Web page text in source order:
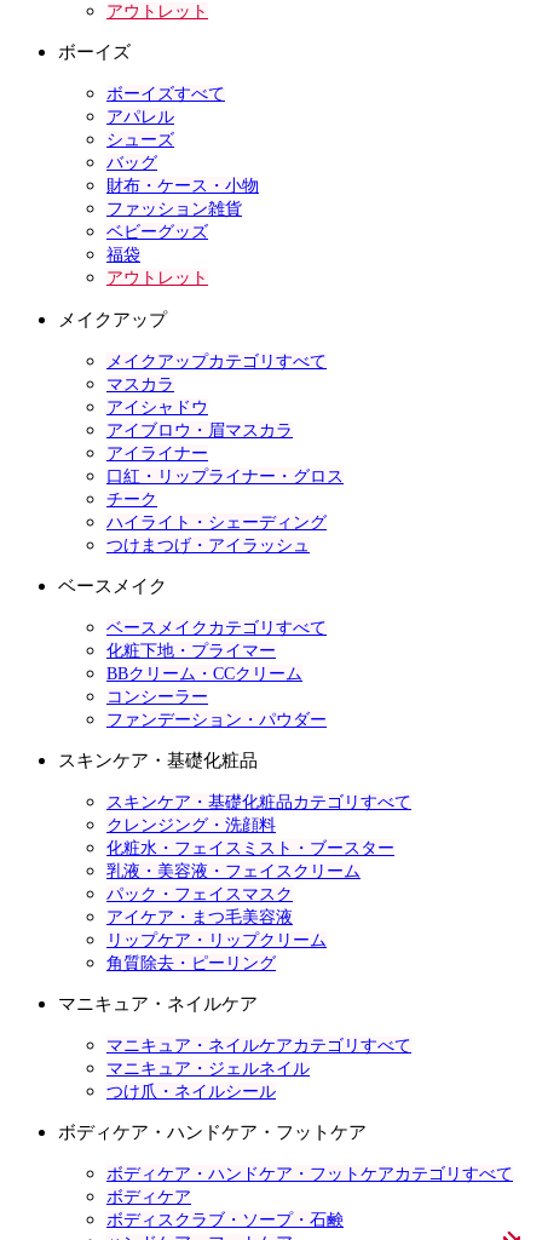
アウトレット
ボーイズ
ボーイズすべて
アパレル
シューズ
バッグ
財布・ケース・小物
ファッション雑貨
ベビーグッズ
福袋
アウトレット
メイクアップ
メイクアップカテゴリすべて
マスカラ
アイシャドウ
アイブロウ・眉マスカラ
アイライナー
口紅・リップライナー・グロス
チーク
ハイライト・シェーディング
つけまつげ・アイラッシュ
ベースメイク
ベースメイクカテゴリすべて
化粧下地・プライマー
BBクリーム・CCクリーム
コンシーラー
ファンデーション・パウダー
スキンケア・基礎化粧品
スキンケア・基礎化粧品カテゴリすべて
クレンジング・洗顔料
化粧水・フェイスミスト・ブースター
乳液・美容液・フェイスクリーム
パック・フェイスマスク
アイケア・まつ毛美容液
リップケア・リップクリーム
角質除去・ピーリング
マニキュア・ネイルケア
マニキュア・ネイルケアカテゴリすべて
マニキュア・ジェルネイル
つけ爪・ネイルシール
ボディケア・ハンドケア・フットケア
ボディケア・ハンドケア・フットケアカテゴリすべて
ボディケア
ボディスクラブ・ソープ・石鹸